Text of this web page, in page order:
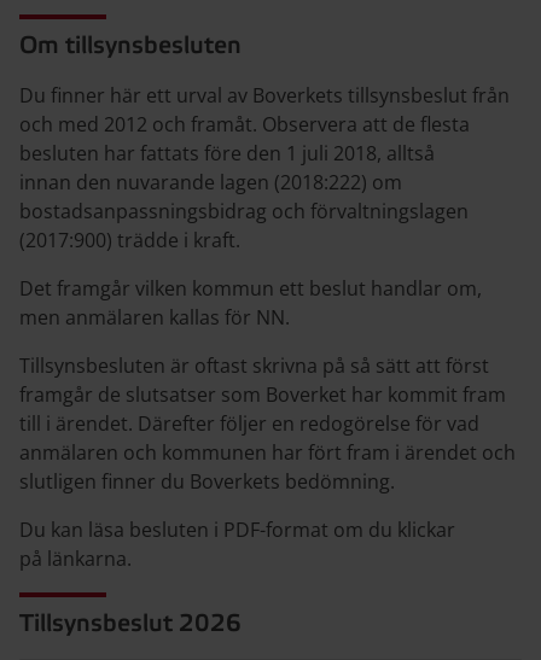
Om tillsynsbesluten
Du finner här ett urval av Boverkets tillsynsbeslut från
och med 2012 och framåt. Observera att de flesta
besluten har fattats före den 1 juli 2018, alltså
innan den nuvarande lagen (2018:222) om
bostadsanpassningsbidrag och förvaltningslagen
(2017:900) trädde i kraft.
Det framgår vilken kommun ett beslut handlar om,
men anmälaren kallas för NN.
Tillsynsbesluten är oftast skrivna på så sätt att först
framgår de slutsatser som Boverket har kommit fram
till i ärendet. Därefter följer en redogörelse för vad
anmälaren och kommunen har fört fram i ärendet och
slutligen finner du Boverkets bedömning.
Du kan läsa besluten i PDF-format om du klickar
på länkarna.
Tillsynsbeslut 2026